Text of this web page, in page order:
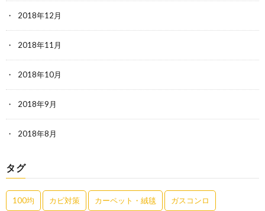
2018年12月
2018年11月
2018年10月
2018年9月
2018年8月
タグ
100均 カビ対策 カーペット・絨毯 ガスコンロ